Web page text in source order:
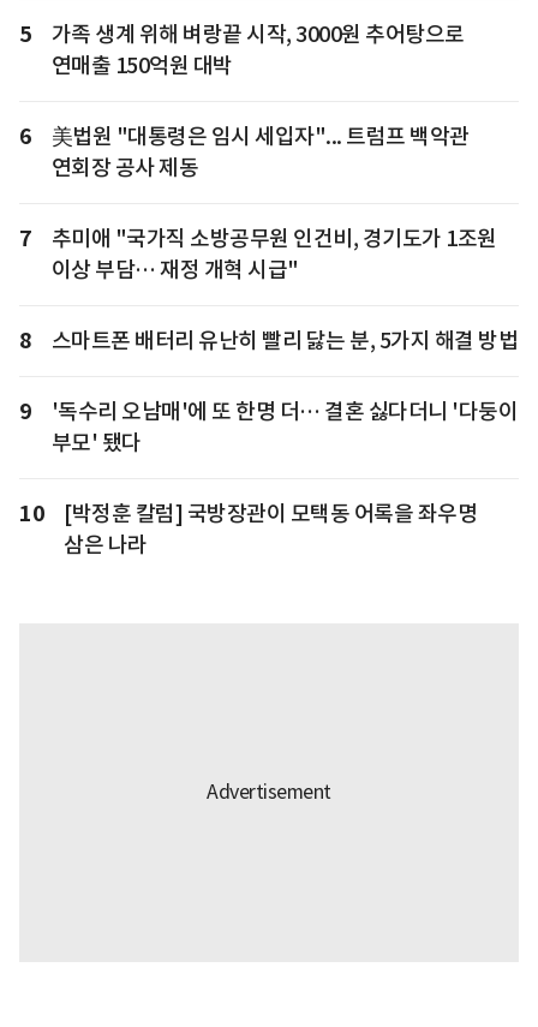
5
가족 생계 위해 벼랑끝 시작, 3000원 추어탕으로
연매출 150억원 대박
6
美법원 "대통령은 임시 세입자"... 트럼프 백악관
연회장 공사 제동
7
추미애 "국가직 소방공무원 인건비, 경기도가 1조원
이상 부담… 재정 개혁 시급"
8 스마트폰 배터리 유난히 빨리 닳는 분, 5가지 해결 방법
9
'독수리 오남매'에 또 한명 더… 결혼 싫다더니 '다둥이
부모' 됐다
10
[박정훈 칼럼] 국방장관이 모택동 어록을 좌우명
삼은 나라